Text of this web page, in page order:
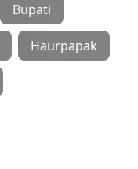
Bupati
Haurpapak